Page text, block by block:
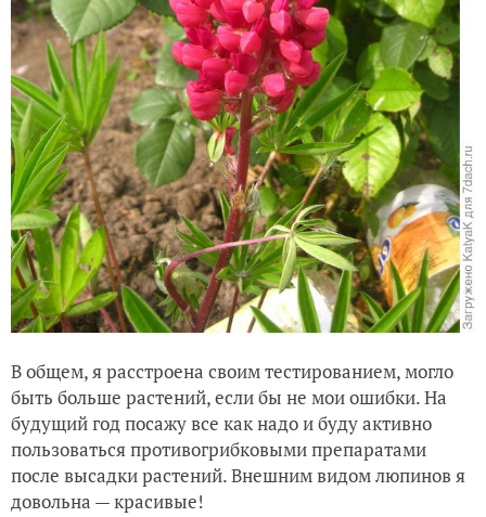
В общем, я расстроена своим тестированием, могло
быть больше растений, если бы не мои ошибки. На
будущий год посажу все как надо и буду активно
пользоваться противогрибковыми препаратами
после высадки растений. Внешним видом люпинов я
довольна — красивые!